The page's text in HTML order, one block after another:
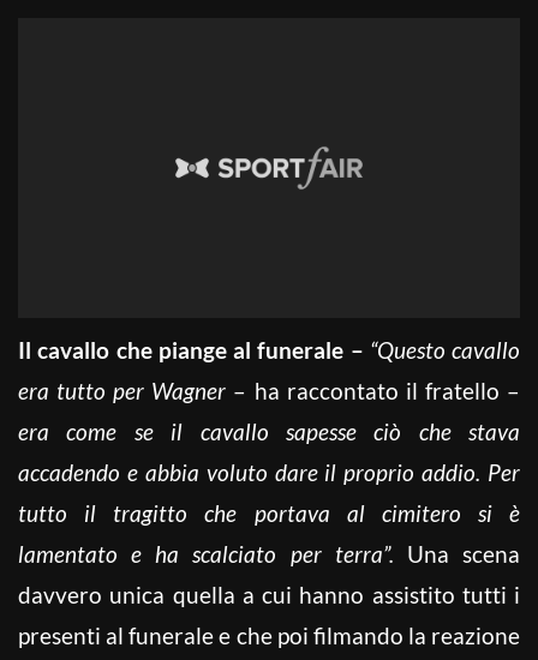
Il cavallo che piange al funerale – “Questo cavallo
era tutto per Wagner – ha raccontato il fratello –
era come se il cavallo sapesse ciò che stava
accadendo e abbia voluto dare il proprio addio. Per
tutto il tragitto che portava al cimitero si è
lamentato e ha scalciato per terra”. Una scena
davvero unica quella a cui hanno assistito tutti i
presenti al funerale e che poi filmando la reazione